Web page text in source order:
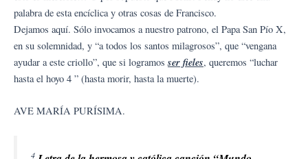
palabra de esta encíclica y otras cosas de Francisco.
Dejamos aquí. Sólo invocamos a nuestro patrono, el Papa San Pío X,
en su solemnidad, y “a todos los santos milagrosos”, que “vengana
ayudar a este criollo”, que si logramos ser fieles, queremos “luchar
hasta el hoyo 4 ” (hasta morir, hasta la muerte).
AVE MARÍA PURÍSIMA.
4